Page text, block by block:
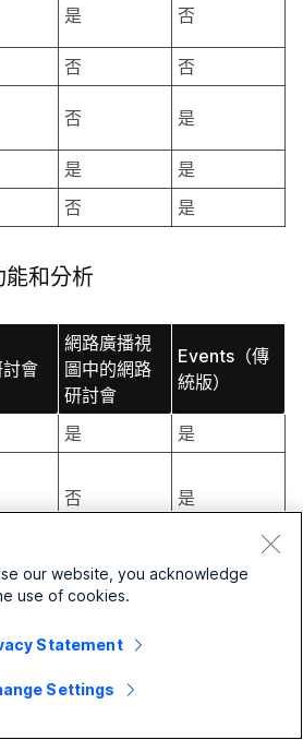
是 否
否
否
否 是
是
是
否 是
能和分析
會
網路廣播視
圖中的網路
研討會
Events（傳
統版）
是
是
否 是
是
our website, you acknowledge
use of cookies.
Statement
Settings